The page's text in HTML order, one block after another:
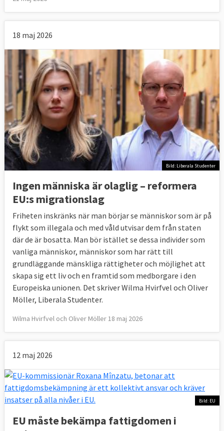
18 maj 2026
Bild: Liberala Studenter
Ingen människa är olaglig – reformera
EU:s migrationslag
Friheten inskränks när man börjar se människor som är på
flykt som illegala och med våld utvisar dem från staten
där de är bosatta. Man bör istället se dessa individer som
vanliga människor, människor som har rätt till
grundläggande mänskliga rättigheter och möjlighet att
skapa sig ett liv och en framtid som medborgare i den
Europeiska unionen. Det skriver Wilma Hvirfvel och Oliver
Möller, Liberala Studenter.
Wilma Hvirfvel och Oliver Möller 18 maj 2026
12 maj 2026
Bild: EU
EU måste bekämpa fattigdomen i